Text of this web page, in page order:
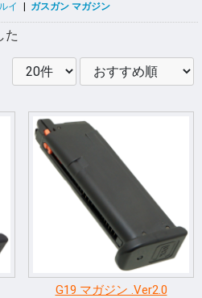
イ ガスガン マガジン
た
G19 マガジン .Ver2.0